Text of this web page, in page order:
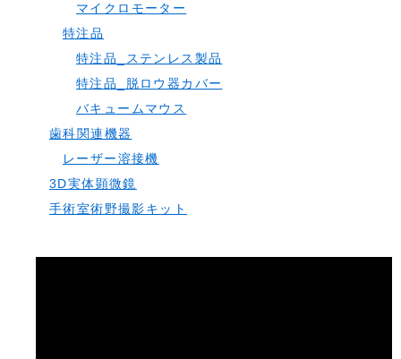
マイクロモーター
特注品
特注品_ステンレス製品
特注品_脱ロウ器カバー
バキュームマウス
歯科関連機器
レーザー溶接機
3D実体顕微鏡
手術室術野撮影キット